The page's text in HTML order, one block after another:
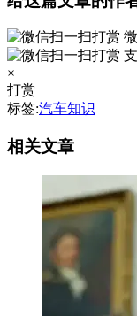
×
打赏
标签:汽车知识
相关文章